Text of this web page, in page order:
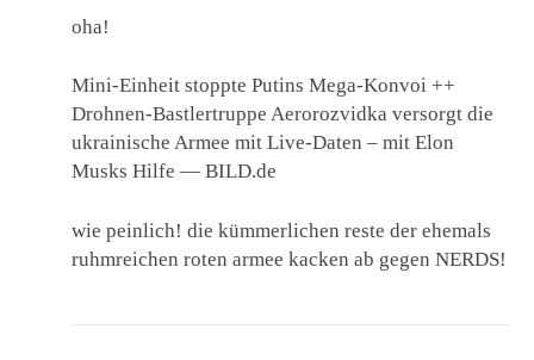
oha!
Mini-Einheit stoppte Putins Mega-Konvoi ++
Drohnen-Bastlertruppe Aerorozvidka versorgt die
ukrainische Armee mit Live-Daten – mit Elon
Musks Hilfe — BILD.de
wie peinlich! die kümmerlichen reste der ehemals
ruhmreichen roten armee kacken ab gegen NERDS!